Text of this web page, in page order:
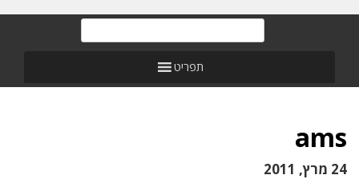
תפריט
ams
24 מרץ, 2011